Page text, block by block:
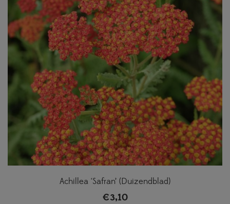
Achillea ‘Safran’ (Duizendblad)
€3,10